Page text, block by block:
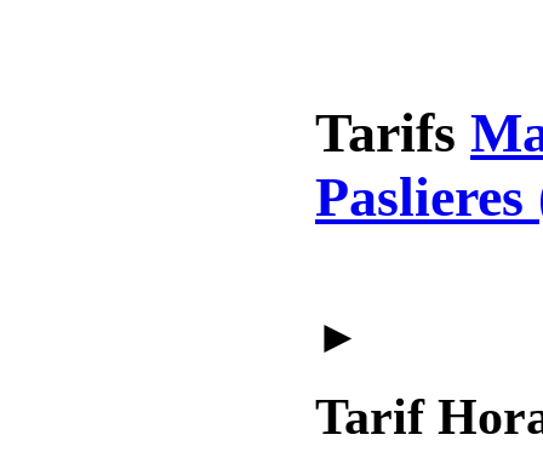
Tarifs
Paslieres
►
Tarif